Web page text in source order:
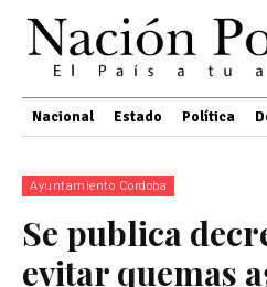
Nacional Estado Política
Ayuntamiento Cordoba
Se publica
evitar quemas